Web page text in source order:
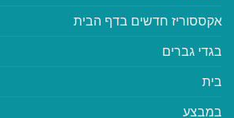
אקססוריז חדשים בדף הבית
בגדי גברים
בית
במבצע